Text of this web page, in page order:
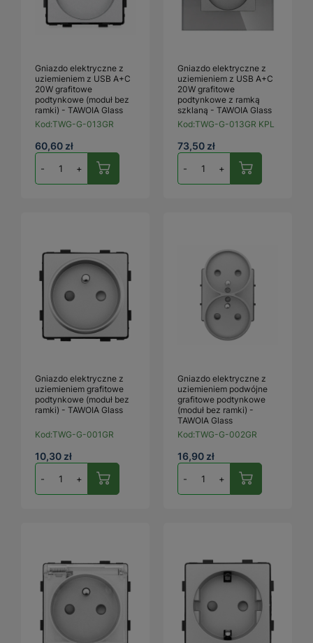
Gniazdo elektryczne z
uziemieniem z USB A+C
20W grafitowe
podtynkowe (moduł bez
ramki) - TAWOIA Glass
Kod:TWG-G-013GR
60,60 zł
- +
Gniazdo elektryczne z
uziemieniem z USB A+C
20W grafitowe
podtynkowe z ramką
szklaną - TAWOIA Glass
Kod:TWG-G-013GR KPL
73,50 zł
- +
Gniazdo elektryczne z
uziemieniem grafitowe
podtynkowe (moduł bez
ramki) - TAWOIA Glass
Kod:TWG-G-001GR
10,30 zł
- +
Gniazdo elektryczne z
uziemieniem podwójne
grafitowe podtynkowe
(moduł bez ramki) -
TAWOIA Glass
Kod:TWG-G-002GR
16,90 zł
- +